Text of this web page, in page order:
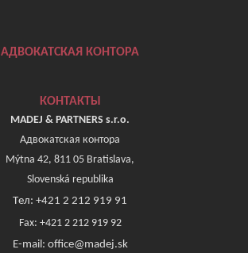
АДВОКАТСКАЯ КОНТОРА
КОНТАКТЫ
MADEJ & PARTNERS s.r.o.
Адвокатская контора
Mýtna 42, 811 05 Bratislava,
Slovenská republika
Tел: +421 2 212 919 91
Fax: +421 2 212 919 92
E-mail: office@madej.sk